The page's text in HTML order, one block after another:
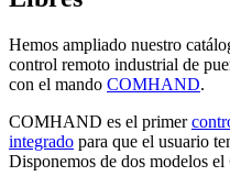
Hemos ampliado nuestro
control remoto industrial de
con el mando COMHAND.
COMHAND es el primer
integrado para que el usuario
Disponemos de dos modelos el